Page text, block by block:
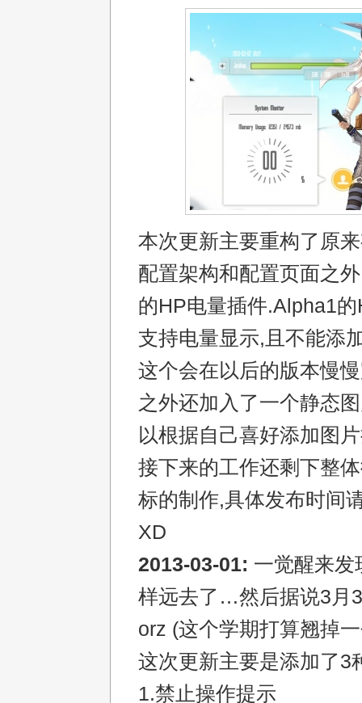
本次更新主要重构了原
配置架构和配置页面之
的HP电量插件.Alpha1
支持电量显示,且不能添
这个会在以后的版本慢
之外还加入了一个静态
以根据自己喜好添加图
接下来的工作还剩下整
标的制作,具体发布时间
XD
2013-03-01: 一觉醒来发
样远去了…然后据说3月
orz (这个学期打算翘掉
这次更新主要是添加了3
1.禁止操作提示